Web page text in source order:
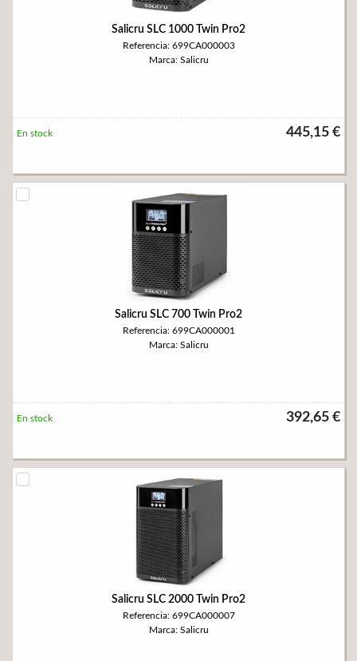
Salicru SLC 1000 Twin Pro2
Referencia: 699CA000003
Marca: Salicru
445,15 €
En stock
Salicru SLC 700 Twin Pro2
Referencia: 699CA000001
Marca: Salicru
392,65 €
En stock
Salicru SLC 2000 Twin Pro2
Referencia: 699CA000007
Marca: Salicru